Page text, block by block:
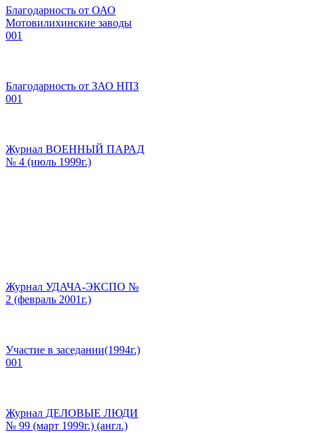
Благодарность от ОАО
Мотовилихинские заводы
001
Благодарность от ЗАО НПЗ
001
Журнал ВОЕННЫЙ ПАРАД
№ 4 (июль 1999г.)
Журнал УДАЧА-ЭКСПО №
2 (февраль 2001г.)
Участие в заседании(1994г.)
001
Журнал ДЕЛОВЫЕ ЛЮДИ
№ 99 (март 1999г.) (англ.)